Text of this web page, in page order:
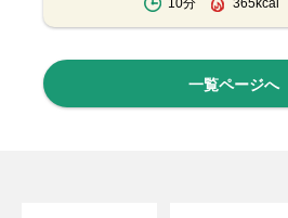
10分 365kcal
一覧ページへ